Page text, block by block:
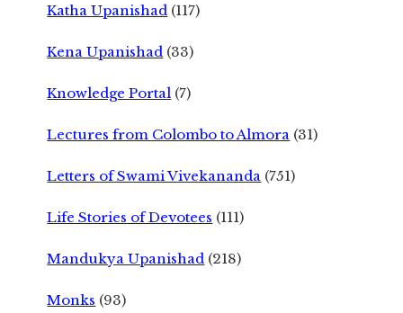
Katha Upanishad (117)
Kena Upanishad (33)
Knowledge Portal (7)
Lectures from Colombo to Almora (31)
Letters of Swami Vivekananda (751)
Life Stories of Devotees (111)
Mandukya Upanishad (218)
Monks (93)